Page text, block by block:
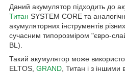
Даний акумулятор підходить до
Титан SYSTEM CORE та
акумуляторних інструментів
сучасним типорозміром "євро-
BL).
Такий акумулятор може
ELTOS, GRAND , Титан і з